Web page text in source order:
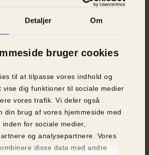
Detaljer Om
bruger cookies
til at tilpasse vores indhold og
vise dig funktioner til sociale medier
vores trafik. Vi deler også
din brug af vores hjemmeside med
for sociale medier,
og analysepartnere. Vores
disse data med andre